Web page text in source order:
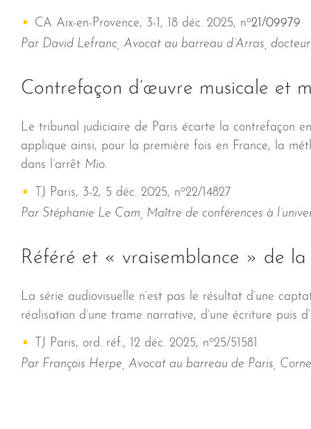
CA Aix-en-Provence, 3-1, 18 déc. 2025, no21/09979
Par David Lefranc, Avocat au barreau d’Arras,
Contrefaçon d’œuvre musicale et
Le tribunal judiciaire de Paris écarte la contrefaçon
applique ainsi, pour la première fois en France, la
dans l’arrêt Mio.
TJ Paris, 3-2, 5 déc. 2025, no22/14827
Par Stéphanie Le Cam, Maître de conférences à
Référé et « vraisemblance » de la
La série audiovisuelle n’est pas le résultat d’une
réalisation d’une trame narrative, d’une écriture puis
TJ Paris, ord. réf., 12 déc. 2025, no25/51581
Par François Herpe, Avocat au barreau de Paris,